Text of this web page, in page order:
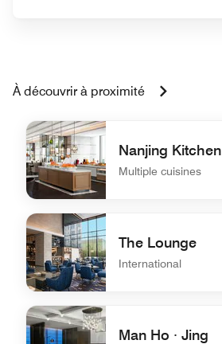
À découvrir à proximité
Nanjing Kitchen
Multiple cuisines
undefined Nanjing Kitchen
The Lounge
International
undefined The Lounge
Man Ho · Jing